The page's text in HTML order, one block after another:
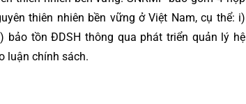
thiên nhiên bền vững ở Việt Nam, cụ thể: i)
bảo tồn ĐDSH thông qua phát triển quản lý hệ
luận chính sách.